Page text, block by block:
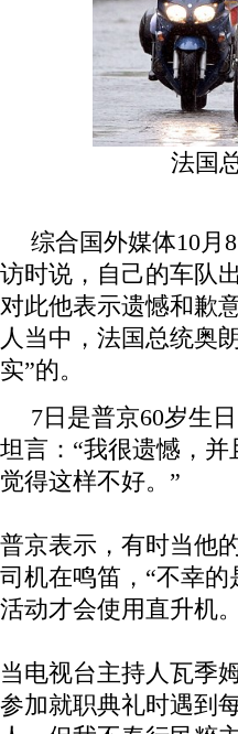
法国
综合国外媒体10月
访时说，自己的车队
对此他表示遗憾和歉
人当中，法国总统奥
实”的。
7日是普京60岁生
坦言：“我很遗憾，
觉得这样不好。”
普京表示，有时当他
司机在鸣笛，“不幸
活动才会使用直升机
当电视台主持人瓦季
参加就职典礼时遇到